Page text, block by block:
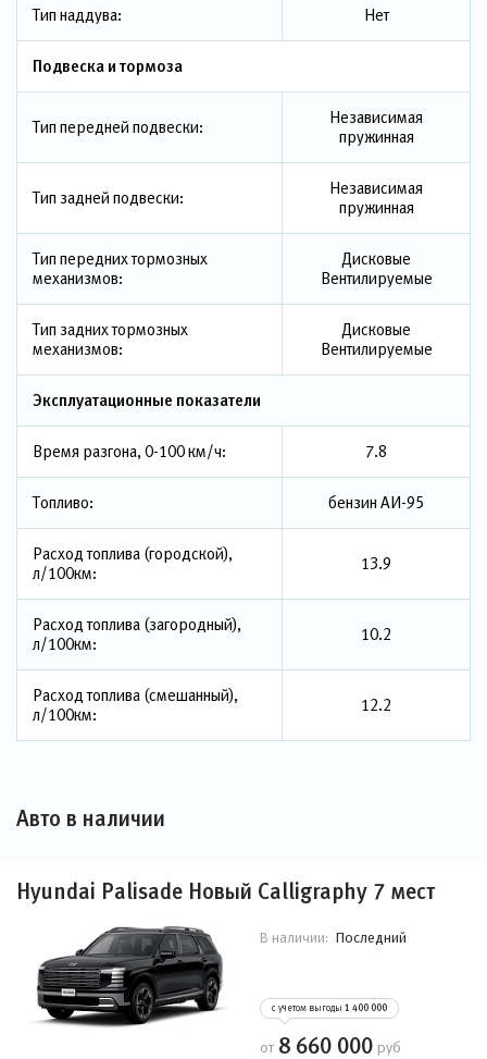
Тип наддува: Нет
Подвеска и тормоза
Тип передней подвески:
Независимая
пружинная
Тип задней подвески:
Независимая
пружинная
Тип передних тормозных
механизмов:
Дисковые
Вентилируемые
Тип задних тормозных
механизмов:
Дисковые
Вентилируемые
Эксплуатационные показатели
Время разгона, 0-100 км/ч: 7.8
Топливо: бензин АИ-95
Расход топлива (городской),
л/100км:
13.9
Расход топлива (загородный),
л/100км:
10.2
Расход топлива (смешанный),
л/100км:
12.2
Авто в наличии
Hyundai Palisade Новый Calligraphy 7 мест
В наличии: Последний
с учетом выгоды 1 400 000
от 8 660 000 руб